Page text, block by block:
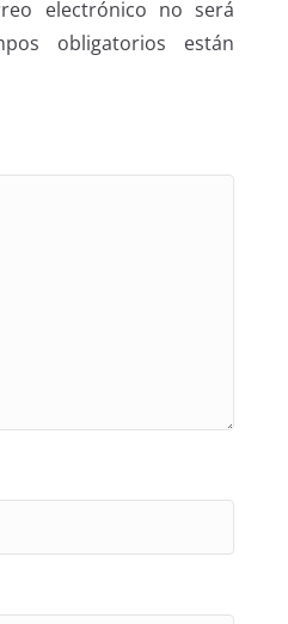
electrónico no será
obligatorios están